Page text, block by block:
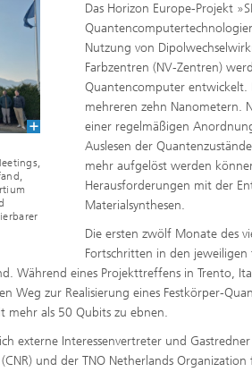
Das Horizon Europe-Projekt
Nutzung von
Farbzentren (NV-Zentren)
Quantencomputer entwickelt.
mehreren zehn Nanometern.
einer regelmäßigen
Auslesen der
mehr aufgelöst werden
Herausforderungen mit der
Materialsynthesen.
Die ersten zwölf Monate des
Fortschritten in den jeweiligen
Während eines Projekttreffens in Trento,
Weg zur Realisierung eines Festkörper-
mehr als 50 Qubits zu ebnen.
externe Interessenvertreter und
und der TNO Netherlands